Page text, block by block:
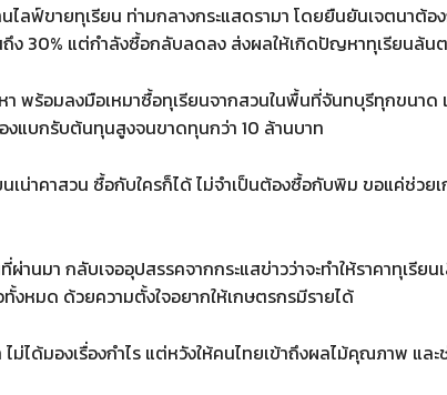
ไลฟ์ขายทุเรียน ท่ามกลางกระแสดรามา โดยยืนยันเจตนาต้อ
ง 30% แต่กำลังซื้อกลับลดลง ส่งผลให้เกิดปัญหาทุเรียนล้น
พร้อมลงมือเหมาซื้อทุเรียนจากสวนในพื้นที่จันทบุรีทุกขนาด
งแบกรับต้นทุนสูงจนขาดทุนกว่า 10 ล้านบาท
เน่าคาสวน ซื้อกับใครก็ได้ ไม่จำเป็นต้องซื้อกับพิม ขอแค่ช่วย
นมา กลับเจออุปสรรคจากกระแสข่าวว่าจะทำให้ราคาทุเรียน
งหมด ด้วยความตั้งใจอยากให้เกษตรกรมีรายได้
ม่ได้มองเรื่องกำไร แต่หวังให้คนไทยเข้าถึงผลไม้คุณภาพ และ